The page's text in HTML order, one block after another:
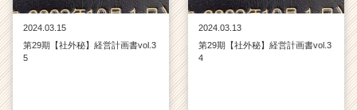
2024.03.15
第29期【社外秘】経営計画書vol.3
5
2024.03.13
第29期【社外秘】経営計画書vol.3
4